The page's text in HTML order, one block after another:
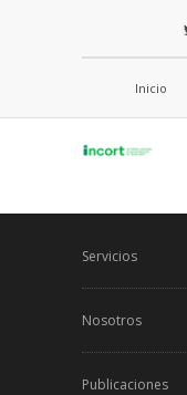
Inicio
Servicios
Nosotros
Publicaciones